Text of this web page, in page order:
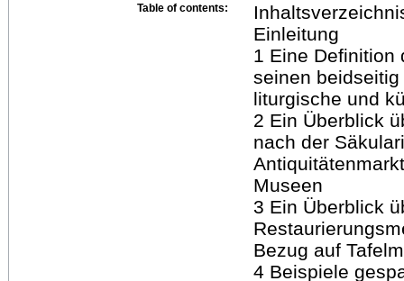
Table of contents:
Einleitung
1 Eine Definition
seinen
liturgische und
2 Ein Überblick
nach der
Museen
3 Ein Überblick
Bezug auf
4 Beispiele